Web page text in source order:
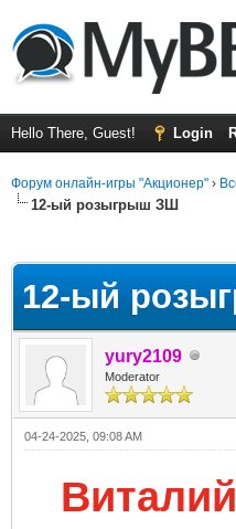
Hello There, Guest! Login
Форум онлайн-игры "Акционер" ›
12-ый розыгрыш ЗШ
12-ый
yury2109
Moderator
04-24-2025, 09:08 AM
Виталий